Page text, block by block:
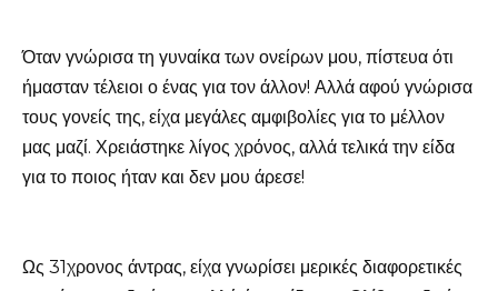
Όταν γνώρισα τη γυναίκα των ονείρων μου, πίστευα ότι
ήμασταν τέλειοι ο ένας για τον άλλον! Αλλά αφού γνώρισα
τους γονείς της, είχα μεγάλες αμφιβολίες για το μέλλον
μας μαζί. Χρειάστηκε λίγος χρόνος, αλλά τελικά την είδα
για το ποιος ήταν και δεν μου άρεσε!
Ως 31χρονος άντρας, είχα γνωρίσει μερικές διαφορετικές